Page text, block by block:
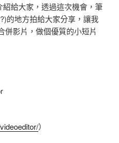
給大家，透過這次機會，筆
的地方拍給大家分享，讓我
併影片，做個優質的小短片
）